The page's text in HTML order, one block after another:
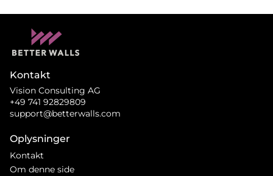
Kontakt
Vision Consulting AG
+49 741 92829809
support@betterwalls.com
Oplysninger
Kontakt
Om denne side